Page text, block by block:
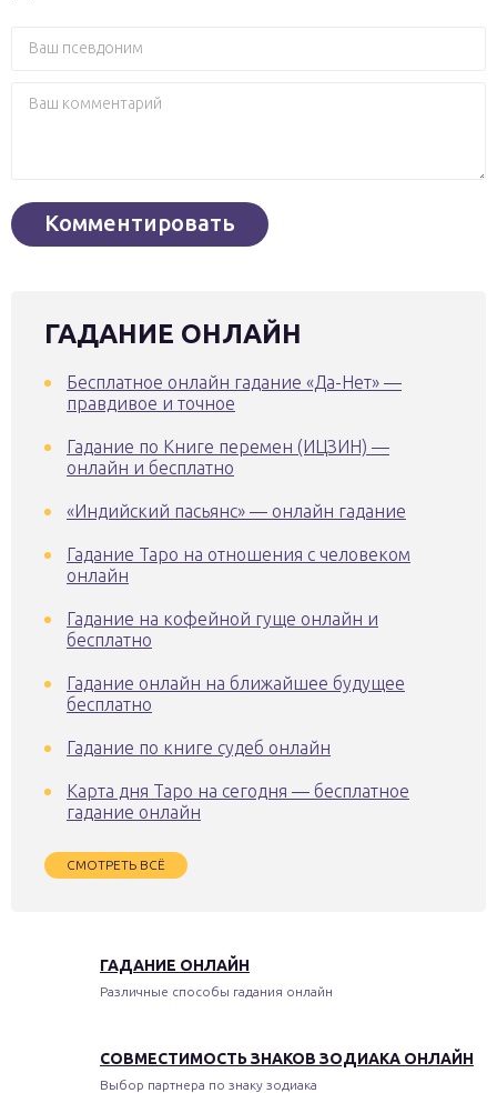
ГАДАНИЕ ОНЛАЙН
Бесплатное онлайн гадание «Да-Нет» —
правдивое и точное
Гадание по Книге перемен (ИЦЗИН) —
онлайн и бесплатно
«Индийский пасьянс» — онлайн гадание
Гадание Таро на отношения с человеком
онлайн
Гадание на кофейной гуще онлайн и
бесплатно
Гадание онлайн на ближайшее будущее
бесплатно
Гадание по книге судеб онлайн
Карта дня Таро на сегодня — бесплатное
гадание онлайн
СМОТРЕТЬ ВСЁ
ГАДАНИЕ ОНЛАЙН
Различные способы гадания онлайн
СОВМЕСТИМОСТЬ ЗНАКОВ ЗОДИАКА ОНЛАЙН
Выбор партнера по знаку зодиака